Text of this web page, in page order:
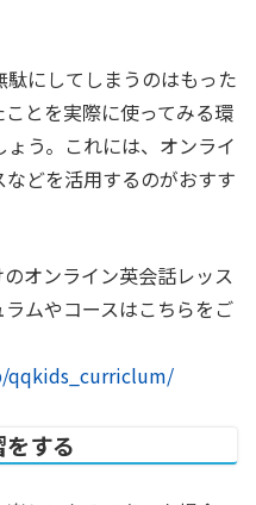
にしてしまうのはもった
とを実際に使ってみる環
う。これには、オンライ
どを活用するのがおすす
オンライン英会話レッス
ムやコースはこちらをご
qqkids_curriclum/
する